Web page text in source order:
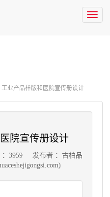
工业产品样版和医院宣传册设计
院宣传册设计
：3959
发布者 ：古柏品